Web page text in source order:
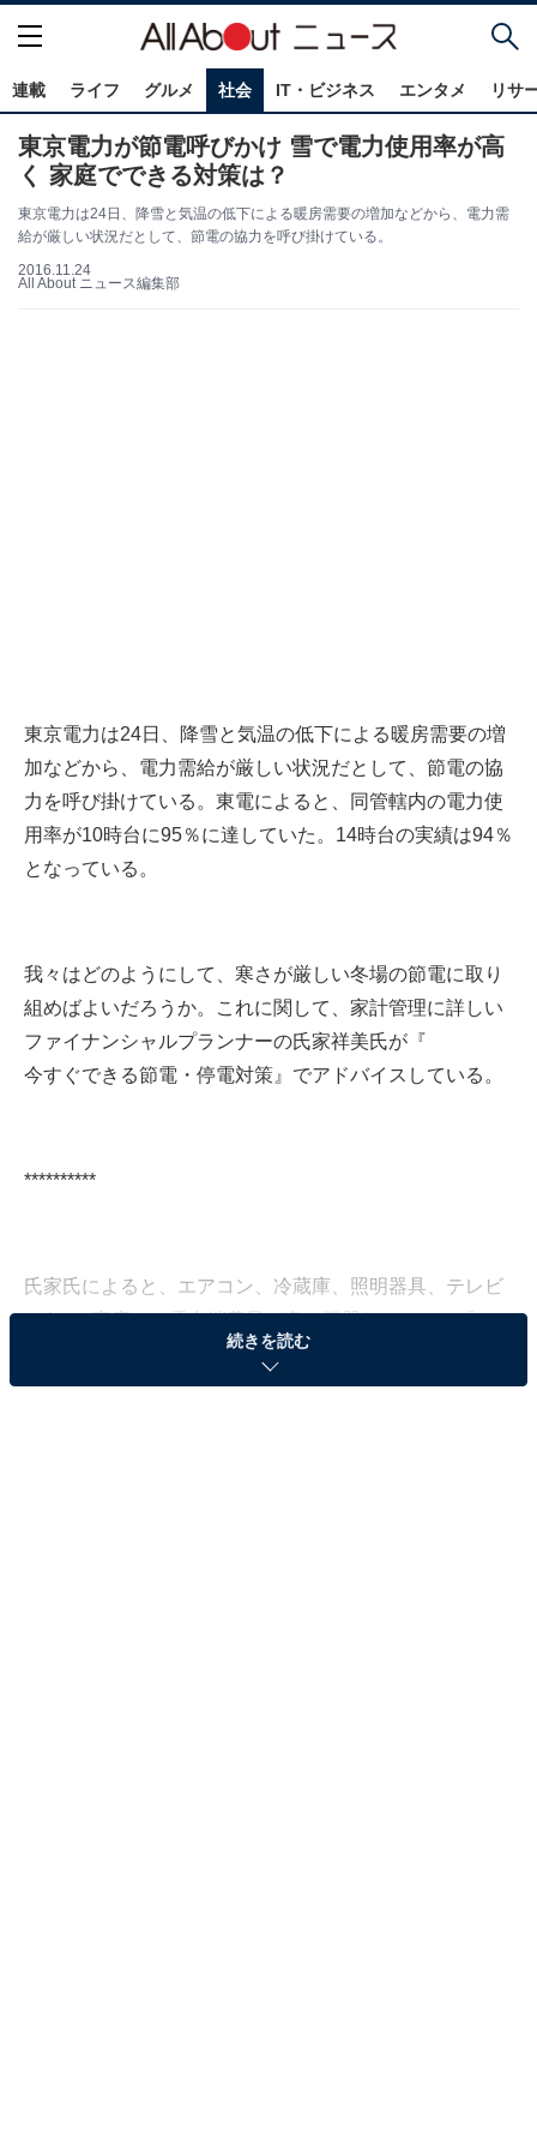
連載 ライフ グルメ 社会 IT・ビジネス エンタメ リサ
東京電力が節電呼びかけ 雪で電力使用率が高
く 家庭でできる対策は？
東京電力は24日、降雪と気温の低下による暖房需要の増加などから、電力需
給が厳しい状況だとして、節電の協力を呼び掛けている。
2016.11.24
All About ニュース編集部
東京電力は24日、降雪と気温の低下による暖房需要の増
加などから、電力需給が厳しい状況だとして、節電の協
力を呼び掛けている。東電によると、同管轄内の電力使
用率が10時台に95％に達していた。14時台の実績は94％
となっている。
我々はどのようにして、寒さが厳しい冬場の節電に取り
組めばよいだろうか。これに関して、家計管理に詳しい
ファイナンシャルプランナーの氏家祥美氏が『
今すぐできる節電・停電対策 』でアドバイスしている。
**********
氏家氏によると、エアコン、冷蔵庫、照明器具、テレビ
の4つが家庭での電力消費量が多い機器だといい、「こ
の4つの機器の使い方に気をつければ効果的に消費電力
を減らせるということになります」と述べている。
続きを読む